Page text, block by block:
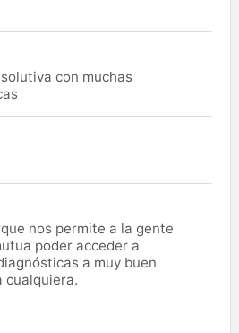
con muchas
nos permite a la gente
poder acceder a
a muy buen
cualquiera.